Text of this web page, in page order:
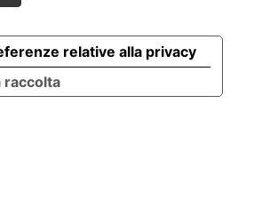
raccolta
relative alla privacy